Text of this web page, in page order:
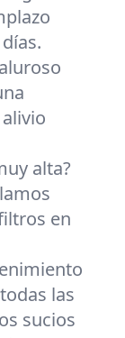
alta?
en
las
sucios